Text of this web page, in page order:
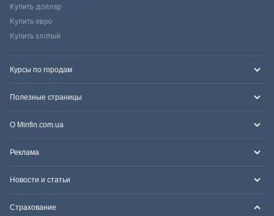
Купить доллар
Купить евро
Купить злотый
Курсы по городам
Полезные страницы
О Minfin.com.ua
Реклама
Новости и статьи
Страхование